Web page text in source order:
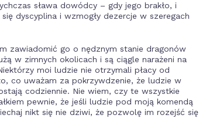
sława dowódcy – gdy jego brakło, i
dyscyplina i wzmogły dezercje w szeregach
zawiadomić go o nędznym stanie dragonów
w zimnych okolicach i są ciągle narażeni na
moi ludzie nie otrzymali płacy od
co uważam za pokrzywdzenie, że ludzie w
codziennie. Nie wiem, czy te wszystkie
pewnie, że jeśli ludzie pod moją komendą
nikt się nie dziwi, że pozwolę im rozejść się